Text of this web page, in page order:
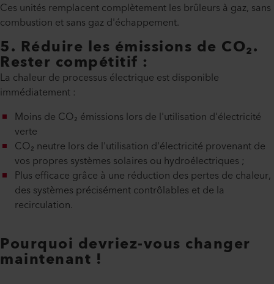
Ces unités remplacent complètement les brûleurs à gaz, sans
combustion et sans gaz d'échappement.
5. Réduire les émissions de CO₂.
Rester compétitif :
La chaleur de processus électrique est disponible
immédiatement :
Moins de CO₂ émissions lors de l'utilisation d'électricité
verte
CO₂ neutre lors de l'utilisation d'électricité provenant de
vos propres systèmes solaires ou hydroélectriques ;
Plus efficace grâce à une réduction des pertes de chaleur,
des systèmes précisément contrôlables et de la
recirculation.
Pourquoi devriez-vous changer
maintenant !